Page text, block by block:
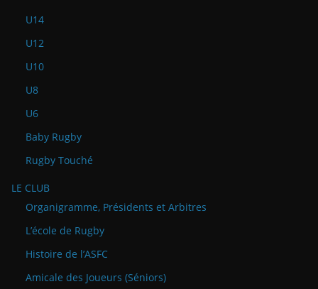
U14
U12
U10
U8
U6
Baby Rugby
Rugby Touché
LE CLUB
Organigramme, Présidents et Arbitres
L’école de Rugby
Histoire de l’ASFC
Amicale des Joueurs (Séniors)